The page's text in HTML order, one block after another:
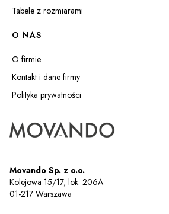
Tabele z rozmiarami
O NAS
O firmie
Kontakt i dane firmy
Polityka prywatności
Movando Sp. z o.o.
Kolejowa 15/17, lok. 206A
01-217 Warszawa